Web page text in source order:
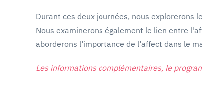
Durant ces deux journées, nous explorerons
Nous examinerons également le lien entre
aborderons l’importance de l’affect dans le
Les informations complémentaires, le